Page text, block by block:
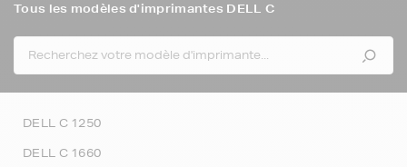
Tous les modèles d'imprimantes DELL C
DELL C 1250
DELL C 1660